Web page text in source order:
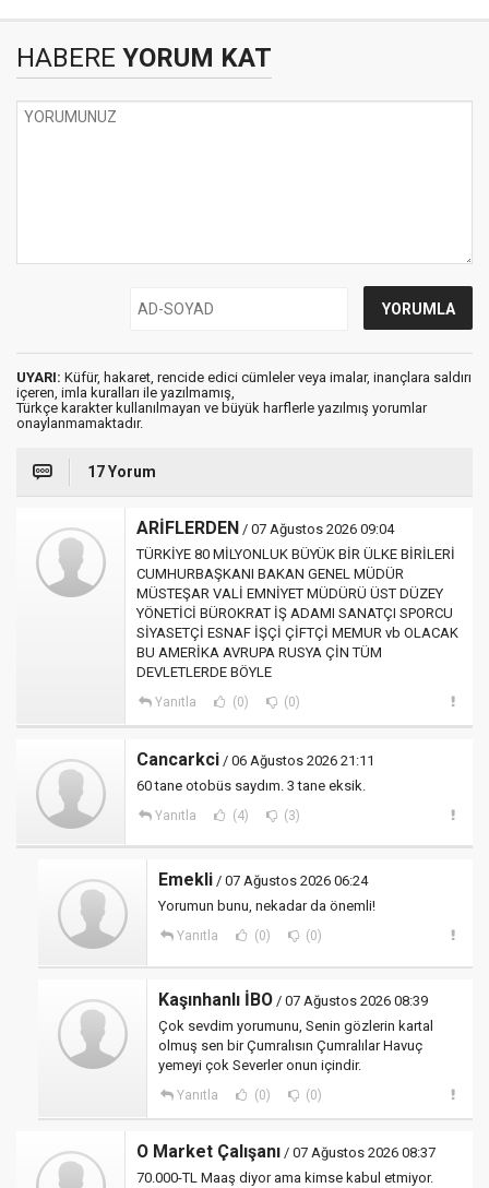
HABERE YORUM KAT
UYARI: Küfür, hakaret, rencide edici cümleler veya imalar, inançlara saldırı
içeren, imla kuralları ile yazılmamış,
Türkçe karakter kullanılmayan ve büyük harflerle yazılmış yorumlar
onaylanmamaktadır.
17 Yorum
ARİFLERDEN / 07 Ağustos 2026 09:04
TÜRKİYE 80 MİLYONLUK BÜYÜK BİR ÜLKE BİRİLERİ
CUMHURBAŞKANI BAKAN GENEL MÜDÜR
MÜSTEŞAR VALİ EMNİYET MÜDÜRÜ ÜST DÜZEY
YÖNETİCİ BÜROKRAT İŞ ADAMI SANATÇI SPORCU
SİYASETÇİ ESNAF İŞÇİ ÇİFTÇİ MEMUR vb OLACAK
BU AMERİKA AVRUPA RUSYA ÇİN TÜM
DEVLETLERDE BÖYLE
Yanıtla (0) (0)
Cancarkci / 06 Ağustos 2026 21:11
60 tane otobüs saydım. 3 tane eksik.
Yanıtla (4) (3)
Emekli / 07 Ağustos 2026 06:24
Yorumun bunu, nekadar da önemli!
Yanıtla (0) (0)
Kaşınhanlı İBO / 07 Ağustos 2026 08:39
Çok sevdim yorumunu, Senin gözlerin kartal
olmuş sen bir Çumralısın Çumralılar Havuç
yemeyi çok Severler onun içindir.
Yanıtla (0) (0)
O Market Çalışanı / 07 Ağustos 2026 08:37
70.000-TL Maaş diyor ama kimse kabul etmiyor.